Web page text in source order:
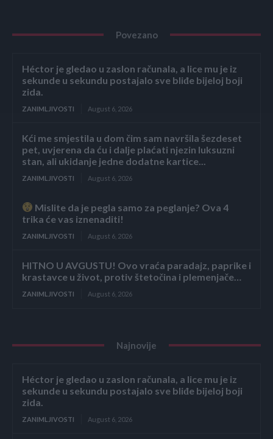
Povezano
Héctor je gledao u zaslon računala, a lice mu je iz
sekunde u sekundu postajalo sve bliđe bijeloj boji
zida.
ZANIMLJIVOSTI August 6, 2026
Kći me smjestila u dom čim sam navršila šezdeset
pet, uvjerena da ću i dalje plaćati njezin luksuzni
stan, ali ukidanje jedne dodatne kartice...
ZANIMLJIVOSTI August 6, 2026
Mislite da je pegla samo za peglanje? Ova 4
trika će vas iznenaditi!
ZANIMLJIVOSTI August 6, 2026
HITNO U AVGUSTU! Ovo vraća paradajz, paprike i
krastavce u život, protiv štetočina i plemenjače…
ZANIMLJIVOSTI August 6, 2026
Najnovije
Héctor je gledao u zaslon računala, a lice mu je iz
sekunde u sekundu postajalo sve bliđe bijeloj boji
zida.
ZANIMLJIVOSTI August 6, 2026